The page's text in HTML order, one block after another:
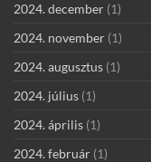
2024. december (1)
2024. november (1)
2024. augusztus (1)
2024. július (1)
2024. április (1)
2024. február (1)